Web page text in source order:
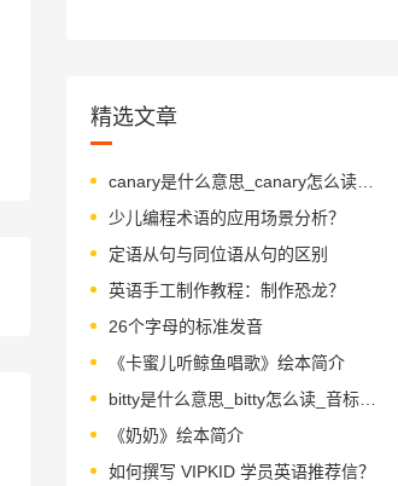
精选文章
canary是什么意思_canary怎么读_音标kə'neərɪ
少儿编程术语的应用场景分析？
定语从句与同位语从句的区别
英语手工制作教程：制作恐龙？
26个字母的标准发音
《卡蜜儿听鲸鱼唱歌》绘本简介
bitty是什么意思_bitty怎么读_音标ˈbɪtɪ
《奶奶》绘本简介
如何撰写 VIPKID 学员英语推荐信？